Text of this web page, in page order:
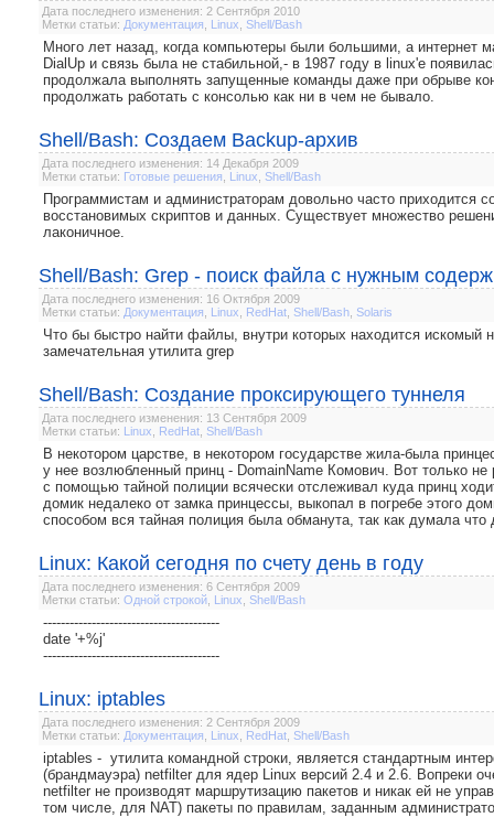
Дата последнего изменения: 2 Сентября 2010
Метки статьи: Документация Linux Shell/Bash
Много лет назад, когда компьютеры были большими, а интернет
DialUp и связь была не стабильной,- в 1987 году в linux'е
продолжала выполнять запущенные команды даже при обрыве
продолжать работать с консолью как ни в чем не бывало.
Shell/Bash: Создаем Backup-архив
Дата последнего изменения: 14 Декабря 2009
Метки статьи: Готовые решения Linux Shell/Bash
Программистам и администраторам довольно часто приходится
восстановимых скриптов и данных. Существует множество
лаконичное.
Shell/Bash: Grep - поиск файла с нужным
Дата последнего изменения: 16 Октября 2009
Метки статьи: Документация Linux RedHat Shell/Bash Solaris
Что бы быстро найти файлы, внутри которых находится искомый
замечательная утилита grep
Shell/Bash: Создание проксирующего туннеля
Дата последнего изменения: 13 Сентября 2009
Метки статьи: Linux RedHat Shell/Bash
В некотором царстве, в некотором государстве жила-была
у нее возлюбленный принц - DomainName Комович. Вот только не
с помощью тайной полиции всячески отслеживал куда принц
домик недалеко от замка принцессы, выкопал в погребе этого
способом вся тайная полиция была обманута, так как думала
Linux: Какой сегодня по счету день в году
Дата последнего изменения: 6 Сентября 2009
Метки статьи: Одной строкой Linux Shell/Bash
----------------------------------------
date '+%j'
----------------------------------------
Linux: iptables
Дата последнего изменения: 2 Сентября 2009
Метки статьи: Документация Linux RedHat Shell/Bash
iptables - утилита командной строки, является стандартным
(брандмауэра) netfilter для ядер Linux версий 2.4 и 2.6. Вопреки
netfilter не производят маршрутизацию пакетов и никак ей не
том числе, для NAT) пакеты по правилам, заданным